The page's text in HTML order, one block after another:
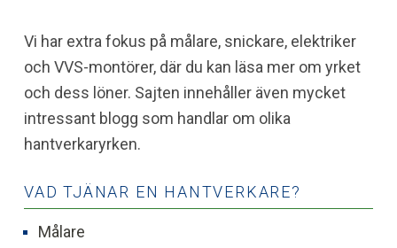
Vi har extra fokus på målare, snickare, elektriker
och VVS-montörer, där du kan läsa mer om yrket
och dess löner. Sajten innehåller även mycket
intressant blogg som handlar om olika
hantverkaryrken.
VAD TJÄNAR EN HANTVERKARE?
Målare